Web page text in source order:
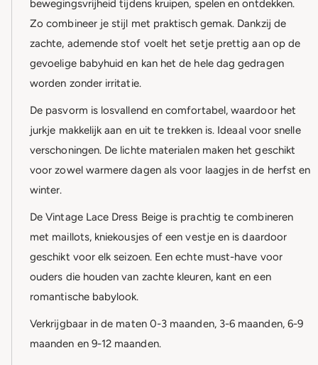
bewegingsvrijheid tijdens kruipen, spelen en ontdekken.
Zo combineer je stijl met praktisch gemak. Dankzij de
zachte, ademende stof voelt het setje prettig aan op de
gevoelige babyhuid en kan het de hele dag gedragen
worden zonder irritatie.
De pasvorm is losvallend en comfortabel, waardoor het
jurkje makkelijk aan en uit te trekken is. Ideaal voor snelle
verschoningen. De lichte materialen maken het geschikt
voor zowel warmere dagen als voor laagjes in de herfst en
winter.
De Vintage Lace Dress Beige is prachtig te combineren
met maillots, kniekousjes of een vestje en is daardoor
geschikt voor elk seizoen. Een echte must-have voor
ouders die houden van zachte kleuren, kant en een
romantische babylook.
Verkrijgbaar in de maten 0-3 maanden, 3-6 maanden, 6-9
maanden en 9-12 maanden.